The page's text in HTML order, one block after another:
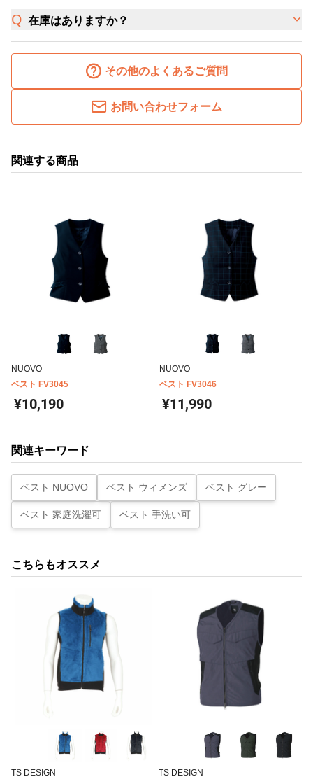
在庫はありますか？
その他のよくあるご質問
お問い合わせフォーム
関連する商品
NUOVO
ベスト FV3045
¥10,190
NUOVO
ベスト FV3046
¥11,990
関連キーワード
ベスト NUOVO ベスト ウィメンズ ベスト グレー
ベスト 家庭洗濯可 ベスト 手洗い可
こちらもオススメ
TS DESIGN
TS DESIGN